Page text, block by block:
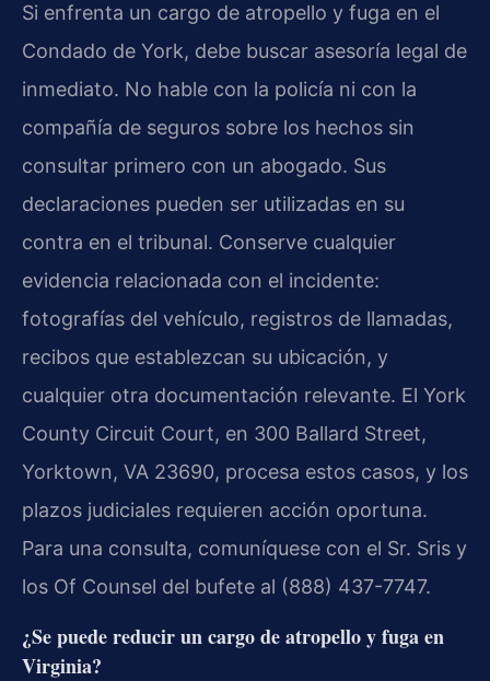
Si enfrenta un cargo de atropello y fuga en el
Condado de York, debe buscar asesoría legal de
inmediato. No hable con la policía ni con la
compañía de seguros sobre los hechos sin
consultar primero con un abogado. Sus
declaraciones pueden ser utilizadas en su
contra en el tribunal. Conserve cualquier
evidencia relacionada con el incidente:
fotografías del vehículo, registros de llamadas,
recibos que establezcan su ubicación, y
cualquier otra documentación relevante. El York
County Circuit Court, en 300 Ballard Street,
Yorktown, VA 23690, procesa estos casos, y los
plazos judiciales requieren acción oportuna.
Para una consulta, comuníquese con el Sr. Sris y
los Of Counsel del bufete al (888) 437-7747.
¿Se puede reducir un cargo de atropello y fuga en
Virginia?